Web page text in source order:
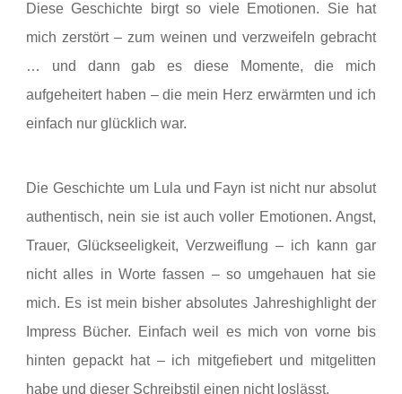
Diese Geschichte birgt so viele Emotionen. Sie hat
mich zerstört – zum weinen und verzweifeln gebracht
… und dann gab es diese Momente, die mich
aufgeheitert haben – die mein Herz erwärmten und ich
einfach nur glücklich war.
Die Geschichte um Lula und Fayn ist nicht nur absolut
authentisch, nein sie ist auch voller Emotionen. Angst,
Trauer, Glückseeligkeit, Verzweiflung – ich kann gar
nicht alles in Worte fassen – so umgehauen hat sie
mich. Es ist mein bisher absolutes Jahreshighlight der
Impress Bücher. Einfach weil es mich von vorne bis
hinten gepackt hat – ich mitgefiebert und mitgelitten
habe und dieser Schreibstil einen nicht loslässt.